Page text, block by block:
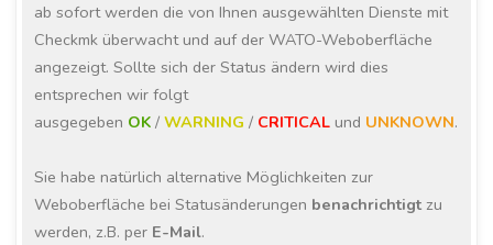
ab sofort werden die von Ihnen ausgewählten Dienste mit
Checkmk überwacht und auf der WATO-Weboberfläche
angezeigt. Sollte sich der Status ändern wird dies
entsprechen wir folgt
ausgegeben OK/WARNING/ CRITICAL und UNKNOWN.
Sie habe natürlich alternative Möglichkeiten zur
Weboberfläche bei Statusänderungen benachrichtigt zu
werden, z.B. per E-Mail.